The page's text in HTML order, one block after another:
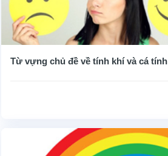
Từ vựng chủ đề về tính khí và cá tính